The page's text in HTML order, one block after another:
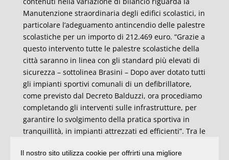
Manutenzione straordinaria degli edifici scolastici, in
particolare l’adeguamento antincendio delle palestre
scolastiche per un importo di 212.469 euro. “Grazie a
questo intervento tutte le palestre scolastiche della
città saranno in linea con gli standard più elevati di
sicurezza – sottolinea Brasini – Dopo aver dotato tutti
gli impianti sportivi comunali di un defibrillatore,
come previsto dal Decreto Balduzzi, ora procediamo
completando gli interventi sulle infrastrutture, per
garantire lo svolgimento della pratica sportiva in
tranquillità, in impianti attrezzati ed efficienti”. Tra le
valorizzazione della Porta Galliana nell’ambito del
Il nostro sito utilizza cookie per offrirti una migliore